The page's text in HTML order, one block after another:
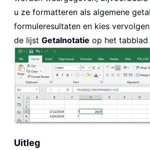
u ze formatteren als algemene
formuleresultaten en kies
de lijst Getalnotatie op het tabblad
Uitleg